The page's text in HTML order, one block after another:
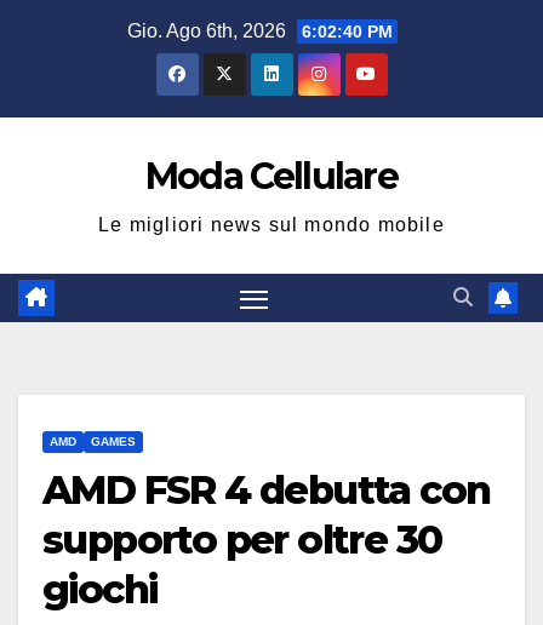
Gio. Ago 6th, 2026 6:02:41 PM
Moda Cellulare
Le migliori news sul mondo mobile
AMD GAMES
AMD FSR 4 debutta con
supporto per oltre 30
giochi